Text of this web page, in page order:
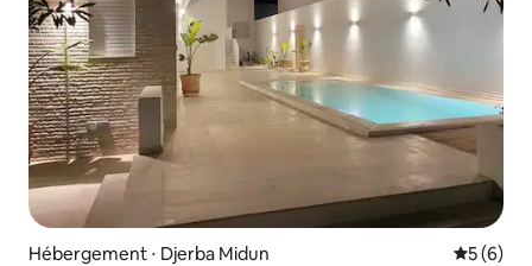
Hébergement ⋅ Djerba Midun
5 (6)